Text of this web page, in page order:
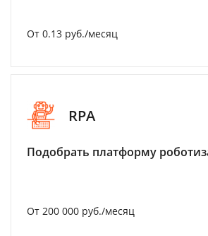
От 0.13 руб./месяц
RPA
Подобрать платформу
От 200 000 руб./месяц